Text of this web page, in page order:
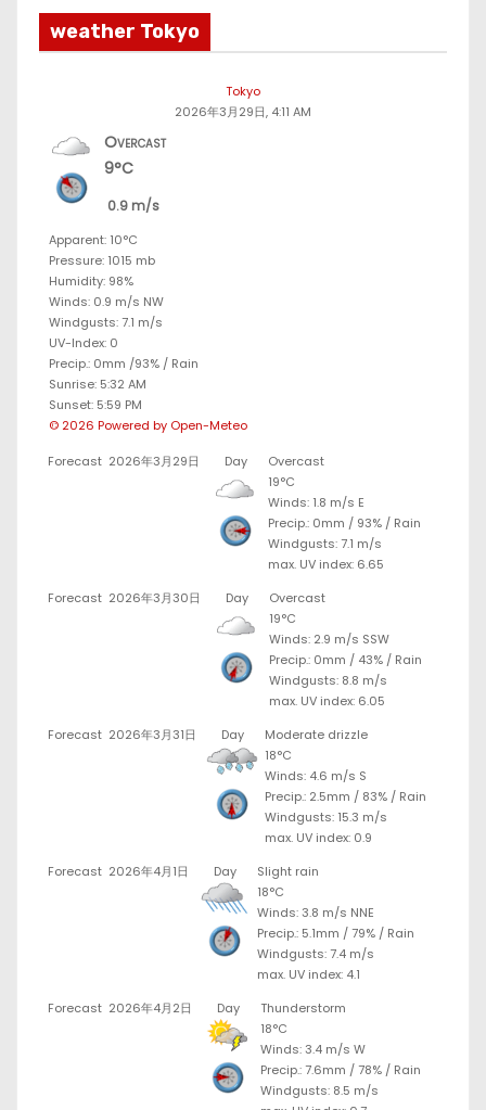
weather Tokyo
Tokyo
2026年3月29日, 4:11 AM
Overcast
9°C
0.9 m/s
Apparent: 10°C
Pressure: 1015 mb
Humidity: 98%
Winds: 0.9 m/s NW
Windgusts: 7.1 m/s
UV-Index: 0
Precip.: 0mm /93% / Rain
Sunrise: 5:32 AM
Sunset: 5:59 PM
© 2026 Powered by Open-Meteo
Forecast 2026年3月29日 Day
Overcast
19°C
Winds: 1.8 m/s E
Precip.: 0mm / 93% / Rain
Windgusts: 7.1 m/s
max. UV index: 6.65
Forecast 2026年3月30日 Day
Overcast
19°C
Winds: 2.9 m/s SSW
Precip.: 0mm / 43% / Rain
Windgusts: 8.8 m/s
max. UV index: 6.05
Forecast 2026年3月31日 Day
Moderate drizzle
18°C
Winds: 4.6 m/s S
Precip.: 2.5mm / 83% / Rain
Windgusts: 15.3 m/s
max. UV index: 0.9
Forecast 2026年4月1日 Day
Slight rain
18°C
Winds: 3.8 m/s NNE
Precip.: 5.1mm /79% / Rain
Windgusts: 7.4 m/s
max. UV index: 4.1
Forecast 2026年4月2日 Day
Thunderstorm
18°C
Winds: 3.4 m/s W
Precip.:7.6mm /78% / Rain
Windgusts: 8.5 m/s